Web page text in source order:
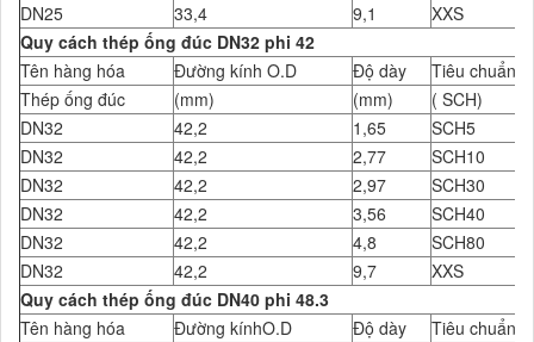
DN25 33,4 9,1
XXS
Quy cách thép ống đúc DN32 phi 42
Tên hàng hóa
Đường kính O.D Độ dày
Tiêu chuẩn
Thép ống đúc
(mm) (mm)
( SCH)
DN32
42,2 1,65
SCH5
DN32
42,2 2,77
SCH10
DN32
42,2 2,97
SCH30
DN32
42,2 3,56
SCH40
DN32
42,2 4,8
SCH80
DN32
42,2 9,7
XXS
Quy cách thép ống đúc DN40 phi 48.3
Tên hàng hóa
Đường kínhO.D Độ dày
Tiêu chuẩn